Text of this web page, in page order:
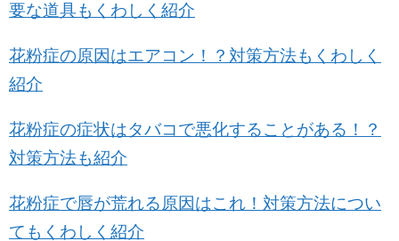
要な道具もくわしく紹介
花粉症の原因はエアコン！？対策方法もくわしく
紹介
花粉症の症状はタバコで悪化することがある！？
対策方法も紹介
花粉症で唇が荒れる原因はこれ！対策方法につい
てもくわしく紹介